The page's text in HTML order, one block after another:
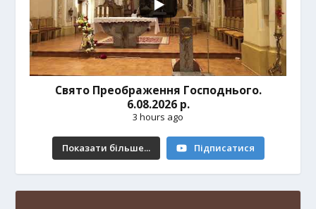
Свято Преображення Господнього.
6.08.2026 р.
3 hours ago
Показати більше... Підписатися